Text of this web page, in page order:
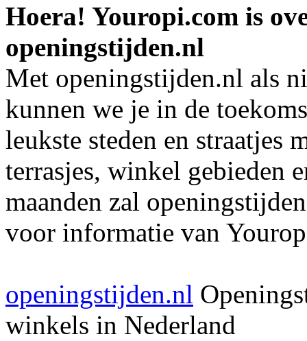
Hoera! Youropi.com is
openingstijden.nl
Met openingstijden.nl als
kunnen we je in de
leukste steden en straatjes
terrasjes, winkel gebieden
maanden zal
voor informatie van
openingstijden.nl
winkels in Nederland